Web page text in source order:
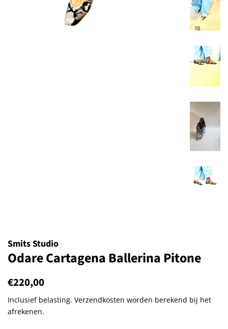
Smits Studio
Odare Cartagena Ballerina Pitone
Normale
€220,00
Inclusief belasting. Verzendkosten worden berekend bij het
afrekenen.